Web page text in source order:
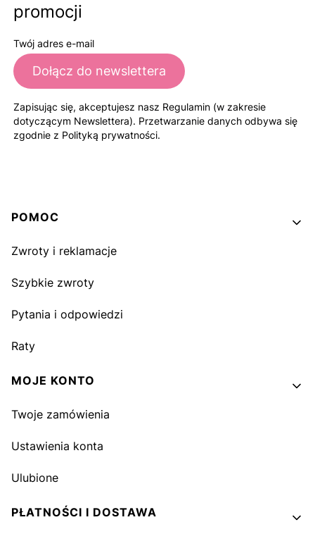
promocji
Twój adres e-mail
Dołącz do newslettera
Zapisując się, akceptujesz nasz Regulamin (w zakresie
dotyczącym Newslettera). Przetwarzanie danych odbywa się
zgodnie z Polityką prywatności.
Linki w stopce
POMOC
Zwroty i reklamacje
Szybkie zwroty
Pytania i odpowiedzi
Raty
MOJE KONTO
Twoje zamówienia
Ustawienia konta
Ulubione
PŁATNOŚCI I DOSTAWA